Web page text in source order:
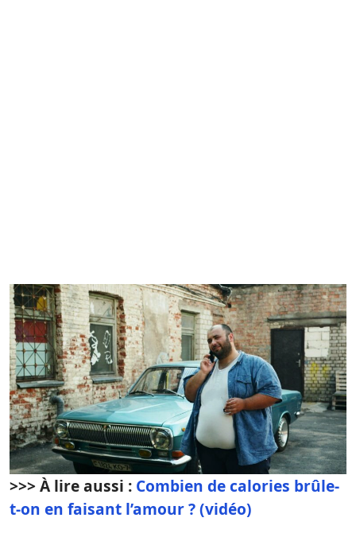
>>> À lire aussi : Combien de calories brûle-
t-on en faisant l’amour ? (vidéo)